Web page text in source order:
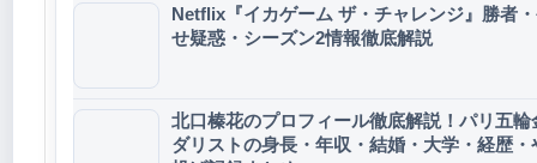
Netflix『イカゲーム ザ・チャレンジ』勝者
せ疑惑・シーズン2情報徹底解説
北口榛花のプロフィール徹底解説！パリ五輪
ダリストの身長・年収・結婚・大学・経歴・